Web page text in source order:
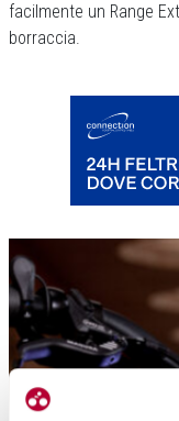
facilmente un Range
borraccia.